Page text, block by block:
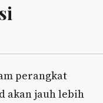
perangkat
akan jauh lebih